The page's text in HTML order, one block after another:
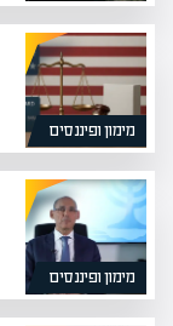
מימון ופיננסים
מימון ופיננסים